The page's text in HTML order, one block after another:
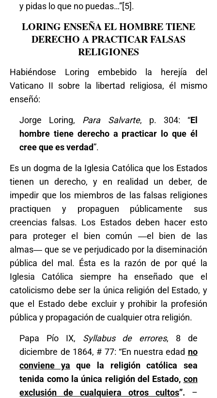
y pidas lo que no puedas…”[5].
LORING ENSEÑA EL HOMBRE TIENE
DERECHO A PRACTICAR FALSAS
RELIGIONES
Habiéndose Loring embebido la herejía del
Vaticano II sobre la libertad religiosa, él mismo
enseñó:
Jorge Loring, Para Salvarte, p. 304: “El
hombre tiene derecho a practicar lo que él
cree que es verdad”.
Es un dogma de la Iglesia Católica que los Estados
tienen un derecho, y en realidad un deber, de
impedir que los miembros de las falsas religiones
practiquen y propaguen públicamente sus
creencias falsas. Los Estados deben hacer esto
para proteger el bien común ―el bien de las
almas― que se ve perjudicado por la diseminación
pública del mal. Ésta es la razón de por qué la
Iglesia Católica siempre ha enseñado que el
catolicismo debe ser la única religión del Estado, y
que el Estado debe excluir y prohibir la profesión
pública y propagación de cualquier otra religión.
Papa Pío IX, Syllabus de errores, 8 de
diciembre de 1864, # 77: “En nuestra edad no
conviene ya que la religión católica sea
tenida como la única religión del Estado, con
exclusión de cualquiera otros cultos”. –